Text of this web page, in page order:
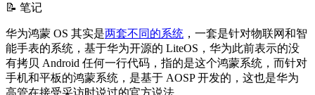
📝 笔记
华为鸿蒙 OS 其实是两套不同的系统 ，一套是针对物联网和智
能手表的系统，基于华为开源的 LiteOS，华为此前表示的没
有拷贝 Android 任何一行代码，指的是这个鸿蒙系统，而针对
手机和平板的鸿蒙系统，是基于 AOSP 开发的，这也是华为
高管在接受采访时说过的官方说法。